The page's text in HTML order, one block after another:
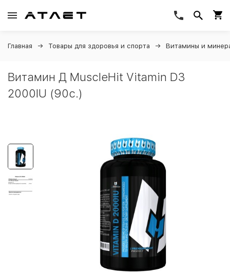
Главная Товары для здоровья и спорта Витамины и
Витамин Д MuscleHit Vitamin D3
2000IU (90c.)